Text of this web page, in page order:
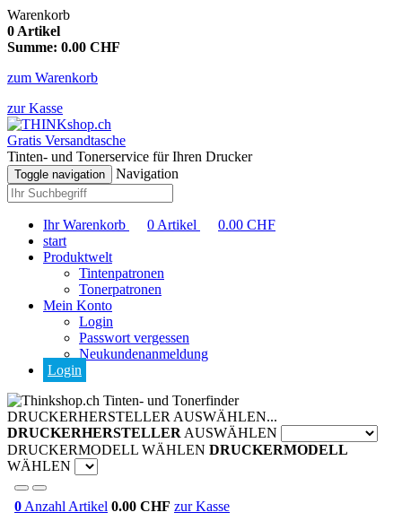
Warenkorb
0 Artikel
Summe: 0.00 CHF
zum Warenkorb
zur Kasse
Gratis Versandtasche
Tinten- und Tonerservice für Ihren Drucker
Toggle navigation Navigation
Ihr Warenkorb 0 Artikel 0.00 CHF
start
Produktwelt
Tintenpatronen
Tonerpatronen
Mein Konto
Login
Passwort vergessen
Neukundenanmeldung
Login
Tinten- und Tonerfinder
DRUCKERHERSTELLER AUSWÄHLEN...
DRUCKERHERSTELLER AUSWÄHLEN
DRUCKERMODELL WÄHLEN DRUCKERMODELL
WÄHLEN
0 Anzahl Artikel 0.00 CHF zur Kasse